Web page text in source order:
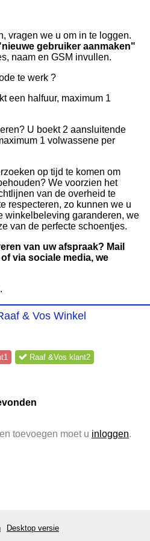
vragen we u om in te loggen.
gebruiker aanmaken"
naam en GSM invullen.
te werk ?
een halfuur, maximum 1
U boekt 2 aansluitende
1 volwassene per
op tijd te komen om
We voorzien het
van de overheid te
respecteren, zo kunnen we u
winkelbeleving garanderen, we
van de perfecte schoentjes.
van uw afspraak? Mail
via sociale media, we
& Vos Winkel
Raaf &Vos klant2
toevoegen moet u inloggen.
Desktop versie